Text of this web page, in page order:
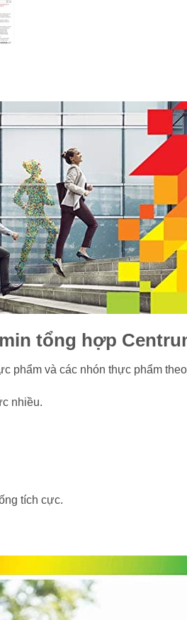
tổng hợp
phẩm và các nhón thực phẩm
nhiều.
tích cực.